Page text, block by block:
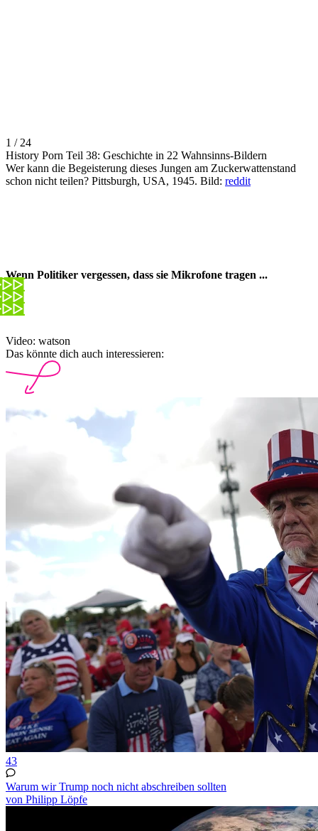
1 / 24
History Porn Teil 38: Geschichte in 22 Wahnsinns-Bildern
Wer kann die Begeisterung dieses Jungen am Zuckerwattenstand
schon nicht teilen? Pittsburgh, USA, 1945. Bild: reddit
Wenn Politiker vergessen, dass sie Mikrofone tragen ...
Video: watson
Das könnte dich auch interessieren:
43
Warum wir Trump noch nicht abschreiben sollten
von Philipp Löpfe